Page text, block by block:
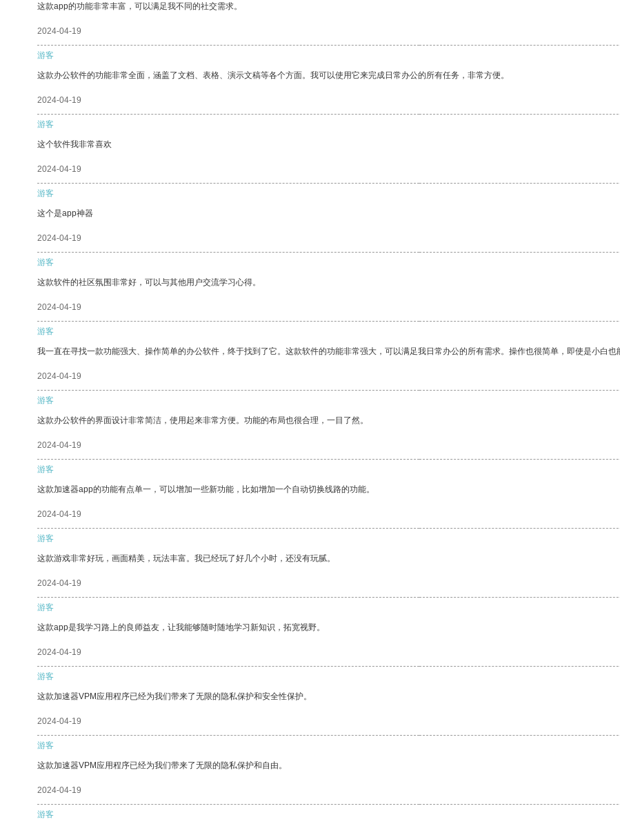
这款app的功能非常丰富，可以满足我不同的社交需求。
2024-04-19
游客
这款办公软件的功能非常全面，涵盖了文档、表格、演示文稿等各个方面。我可以使用它来完成日常办公的所有任务，非常方便。
2024-04-19
游客
这个软件我非常喜欢
2024-04-19
游客
这个是app神器
2024-04-19
游客
这款软件的社区氛围非常好，可以与其他用户交流学习心得。
2024-04-19
游客
我一直在寻找一款功能强大、操作简单的办公软件，终于找到了它。这款软件的功能非常强大，可以满足我日常办公的所有需求。操作也很简单，即使是小白也
2024-04-19
游客
这款办公软件的界面设计非常简洁，使用起来非常方便。功能的布局也很合理，一目了然。
2024-04-19
游客
这款加速器app的功能有点单一，可以增加一些新功能，比如增加一个自动切换线路的功能。
2024-04-19
游客
这款游戏非常好玩，画面精美，玩法丰富。我已经玩了好几个小时，还没有玩腻。
2024-04-19
游客
这款app是我学习路上的良师益友，让我能够随时随地学习新知识，拓宽视野。
2024-04-19
游客
这款加速器VPM应用程序已经为我们带来了无限的隐私保护和安全性保护。
2024-04-19
游客
这款加速器VPM应用程序已经为我们带来了无限的隐私保护和自由。
2024-04-19
游客